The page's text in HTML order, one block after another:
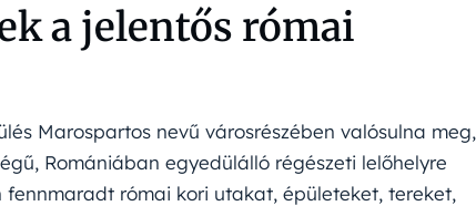
a jelentős római
Marospartos nevű városrészében valósulna meg,
Romániában egyedülálló régészeti lelőhelyre
római kori utakat, épületeket, tereket,